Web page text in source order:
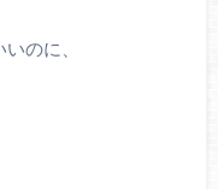
のに、